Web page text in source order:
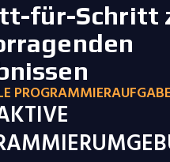
für-Schritt